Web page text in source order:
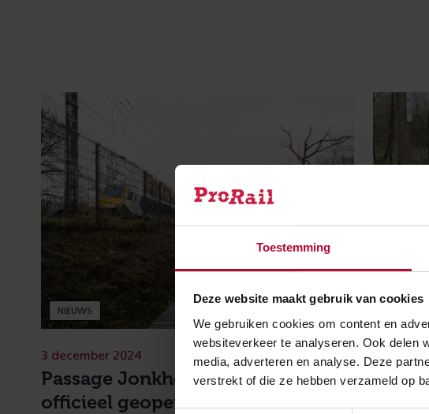
Toestemming
Deze website maakt gebruik van cookies
We gebruiken cookies om content en
websiteverkeer te analyseren. Ook delen
media, adverteren en analyse. Deze
verstrekt of die ze hebben verzameld op
NIEUWS
Passage Jonkheerpad in Oisterwijk
officieel geopend
3 december 2024 20